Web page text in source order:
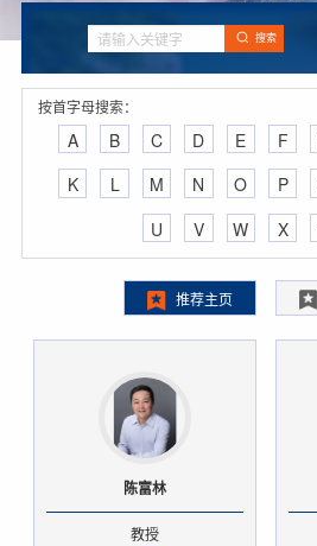
搜索
按首字母搜索：
A B C D E F
K
L M N O P
U
V W X
推荐主页
陈富林
教授